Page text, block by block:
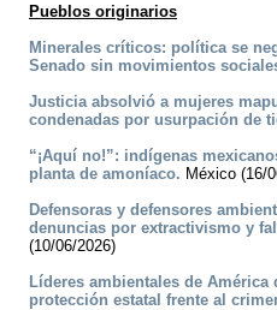
Pueblos originarios
Minerales críticos: política se
Senado sin movimientos
Justicia absolvió a mujeres
condenadas por usurpación de
“¡Aquí no!”: indígenas
planta de amoníaco. México (16/
Defensoras y defensores
denuncias por extractivismo y
(10/06/2026)
Líderes ambientales de
protección estatal frente al